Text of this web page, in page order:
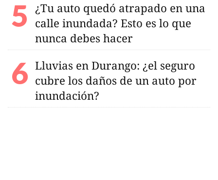
¿Tu auto quedó atrapado en una
calle inundada? Esto es lo que
nunca debes hacer
Lluvias en Durango: ¿el seguro
cubre los daños de un auto por
inundación?